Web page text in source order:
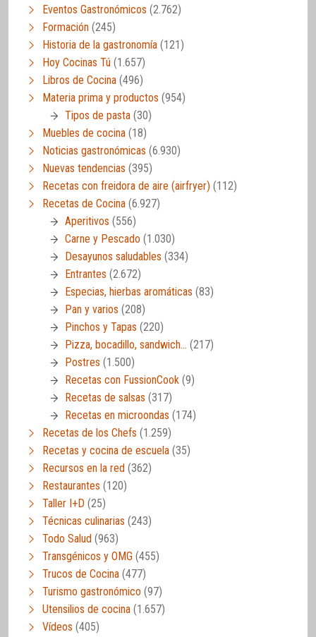
Eventos Gastronómicos (2.762)
Formación (245)
Historia de la gastronomía (121)
Hoy Cocinas Tú (1.657)
Libros de Cocina (496)
Materia prima y productos (954)
Tipos de pasta (30)
Muebles de cocina (18)
Noticias gastronómicas (6.930)
Nuevas tendencias (395)
Recetas con freidora de aire (airfryer) (112)
Recetas de Cocina (6.927)
Aperitivos (556)
Carne y Pescado (1.030)
Desayunos saludables (334)
Entrantes (2.672)
Especias, hierbas aromáticas (83)
Pan y varios (208)
Pinchos y Tapas (220)
Pizza, bocadillo, sandwich… (217)
Postres (1.500)
Recetas con FussionCook (9)
Recetas de salsas (317)
Recetas en microondas (174)
Recetas de los Chefs (1.259)
Recetas y cocina de escuela (35)
Recursos en la red (362)
Restaurantes (120)
Taller I+D (25)
Técnicas culinarias (243)
Todo Salud (963)
Transgénicos y OMG (455)
Trucos de Cocina (477)
Turismo gastronómico (97)
Utensilios de cocina (1.657)
Vídeos (405)